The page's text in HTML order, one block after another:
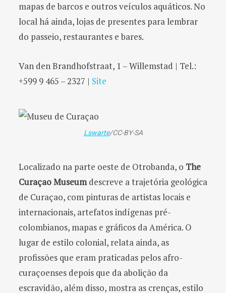
mapas de barcos e outros veículos aquáticos. No
local há ainda, lojas de presentes para lembrar
do passeio, restaurantes e bares.
Van den Brandhofstraat, 1 – Willemstad | Tel.:
+599 9 465 – 2327 | Site
Lswarte/CC-BY-SA
Localizado na parte oeste de Otrobanda, o The
Curaçao Museumdescreve a trajetória geológica
de Curaçao, com pinturas de artistas locais e
internacionais, artefatos indígenas pré-
colombianos, mapas e gráficos da América. O
lugar de estilo colonial, relata ainda, as
profissões que eram praticadas pelos afro-
curaçoenses depois que da abolição da
escravidão, além disso, mostra as crenças, estilo